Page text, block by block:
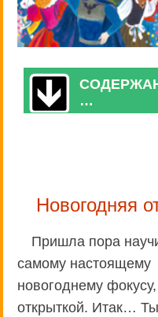
…
Новогодняя
Пришла пора
самому настоящему
новогоднему
открыткой. Итак…